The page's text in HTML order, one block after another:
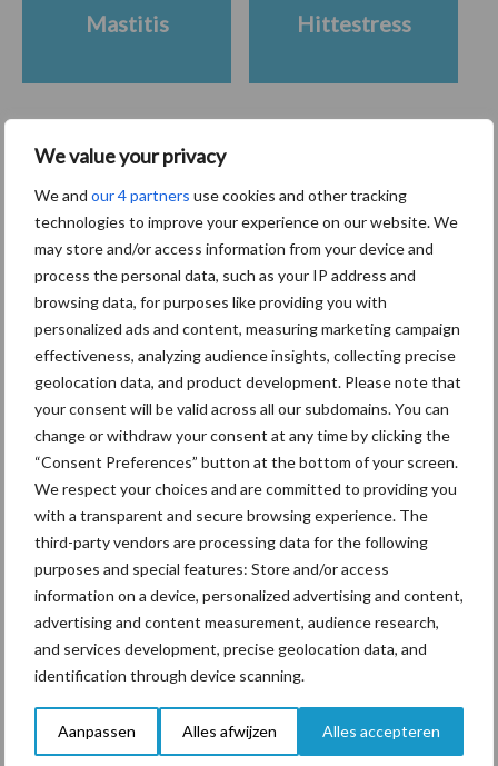
We value your privacy
We and our 4 partners use cookies and other tracking
technologies to improve your experience on our website. We
may store and/or access information from your device and
process the personal data, such as your IP address and
browsing data, for purposes like providing you with
personalized ads and content, measuring marketing campaign
effectiveness, analyzing audience insights, collecting precise
geolocation data, and product development. Please note that
your consent will be valid across all our subdomains. You can
change or withdraw your consent at any time by clicking the
“Consent Preferences” button at the bottom of your screen.
We respect your choices and are committed to providing you
with a transparent and secure browsing experience. The
third-party vendors are processing data for the following
purposes and special features: Store and/or access
information on a device, personalized advertising and content,
advertising and content measurement, audience research,
and services development, precise geolocation data, and
identification through device scanning.
Aanpassen Alles afwijzen Alles accepteren
Primaire
Sidebar
Recent nieuws Partner nieuws
7 aug
Grondstoffenmarkt blijft grillig:
droogte en geopolitiek houden
handel in de greep
7 aug
De speenhuid: een vaak
onderschatte risicofactor voor
mastitis
6 aug
ForFarmers ziet volume en
marktaandeel groeien in krimpende
Nederlandse markt
6 aug
Tien praktische tips voor een
Mastitis Hittestress
Toon meer